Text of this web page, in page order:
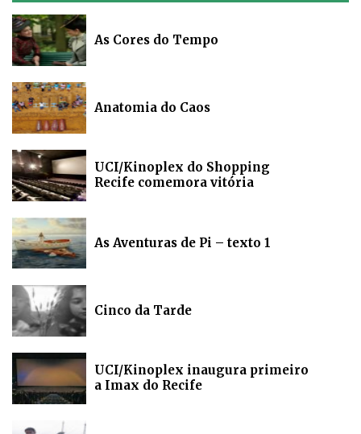
As Cores do Tempo
Anatomia do Caos
UCI/Kinoplex do Shopping
Recife comemora vitória
As Aventuras de Pi – texto 1
Cinco da Tarde
UCI/Kinoplex inaugura primeiro
a Imax do Recife